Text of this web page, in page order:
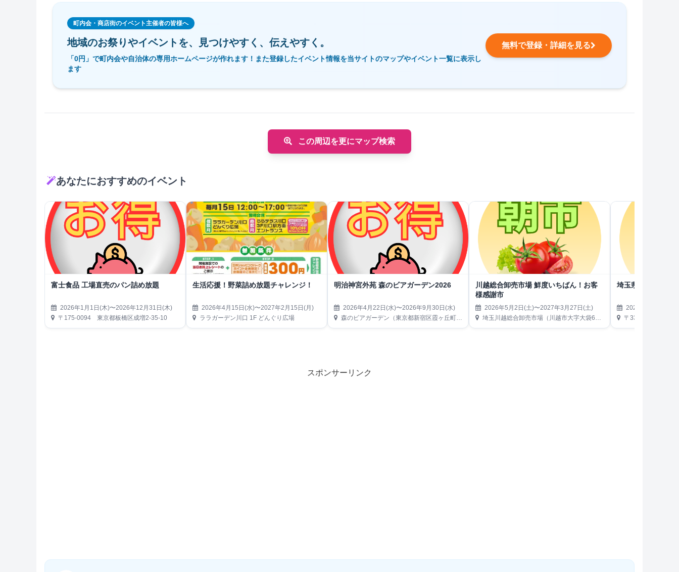
町内会・商店街のイベント主催者の皆様へ
地域のお祭りやイベントを、 見つけやすく、伝えやすく。
「0円」で町内会や自治体の専用ホームページが作れます！また登録したイベント情報を当サイトのマップやイベント一覧に表示し
ます
無料で登録・詳細を見る
この周辺を更にマップ検索
あなたにおすすめのイベント
富士食品 工場直売のパン詰め放題
2026年1月1日(木)〜2026年12月31日(木)
〒175-0094 東京都板橋区成増2-35-10
生活応援！野菜詰め放題チャレンジ！
2026年4月15日(水)〜2027年2月15日(月)
ララガーデン川口 1F どんぐり広場
明治神宮外苑 森のビアガーデン2026
2026年4月22日(水)〜2026年9月30日(水)
森のビアガーデン（東京都新宿区霞ヶ丘町14-13 神宮外苑にこにこパーク内）
川越総合卸売市場 鮮度いちばん！お客
様感謝市
2026年5月2日(土)〜2027年3月27日(土)
埼玉川越総合卸売市場（川越市大字大袋650）
埼玉県魚市場 お客
2026年5月2日(土)
〒331-9675 埼玉県さいた
スポンサーリンク